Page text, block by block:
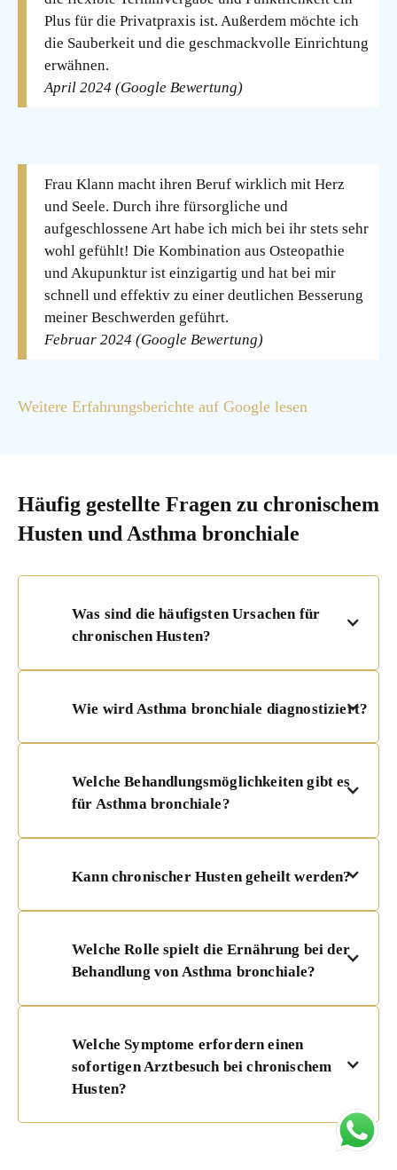
Plus für die Privatpraxis ist. Außerdem möchte ich
die Sauberkeit und die geschmackvolle Einrichtung
erwähnen.
April 2024 (Google Bewertung)
Frau Klann macht ihren Beruf wirklich mit Herz
und Seele. Durch ihre fürsorgliche und
aufgeschlossene Art habe ich mich bei ihr stets sehr
wohl gefühlt! Die Kombination aus Osteopathie
und Akupunktur ist einzigartig und hat bei mir
schnell und effektiv zu einer deutlichen Besserung
meiner Beschwerden geführt.
Februar 2024 (Google Bewertung)
Weitere Erfahrungsberichte auf Google lesen
Häufig gestellte Fragen zu chronischem
Husten und Asthma bronchiale
Was sind die häufigsten Ursachen für
chronischen Husten?
Wie wird Asthma bronchiale diagnostiziert?
Welche Behandlungsmöglichkeiten gibt es
für Asthma bronchiale?
Kann chronischer Husten geheilt werden?
Welche Rolle spielt die Ernährung bei der
Behandlung von Asthma bronchiale?
Welche Symptome erfordern einen
sofortigen Arztbesuch bei chronischem
Husten?